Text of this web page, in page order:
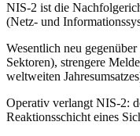
NIS-2 ist die
(Netz- und
Wesentlich neu
Sektoren), strengere
weltweiten
Operativ verlangt NIS-2:
Reaktionsschicht eines